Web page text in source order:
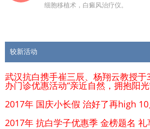
细胞移植术，白癜风治疗仪。
较新活动
武汉抗白携手崔三辰、杨翔云教授于
办门诊优惠活动“亲近自然，拥抱阳光
2017年 国庆小长假 治好了再high
2017年 抗白学子优惠季 金榜题名 礼